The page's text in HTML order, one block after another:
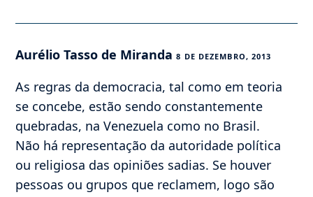
Aurélio Tasso de Miranda8 DE DEZEMBRO, 2013
As regras da democracia, tal como em teoria
se concebe, estão sendo constantemente
quebradas, na Venezuela como no Brasil.
Não há representação da autoridade política
ou religiosa das opiniões sadias. Se houver
pessoas ou grupos que reclamem, logo são